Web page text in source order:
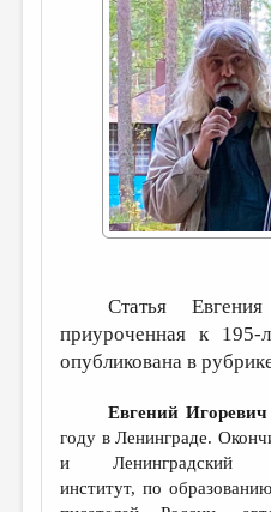
ПРАВИЛА САЙТА
ОТДЕЛЫ И РУБРИКИ
ИЗБРАННОЕ
ДАЙДЖЕСТ
ПРОИЗВЕДЕНИЯ
ПЕРЕВОДЫ
ДЕТСКАЯ КОМНАТА
КНИЖНАЯ ПОЛКА
ОБЗОР ЛИТЕРАТУРЫ
СТРАНИЦЫ ПАМЯТИ
ОБЪЯВЛЕНИЯ
Статья
приуроченная к
опубликована в
Евгений
году в Ленинграде.
и Ленинградский
институт, по